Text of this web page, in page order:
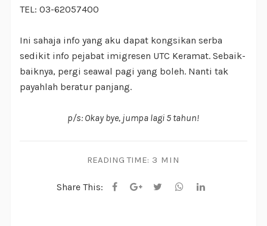
TEL: 03-62057400
Ini sahaja info yang aku dapat kongsikan serba
sedikit info pejabat imigresen UTC Keramat. Sebaik-
baiknya, pergi seawal pagi yang boleh. Nanti tak
payahlah beratur panjang.
p/s: Okay bye, jumpa lagi 5 tahun!
READING TIME: 3 MIN
Share This: